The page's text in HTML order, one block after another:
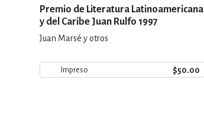
Premio de Literatura Latinoamericana
y del Caribe Juan Rulfo 1997
Juan Marsé y otros
Impreso $50.00